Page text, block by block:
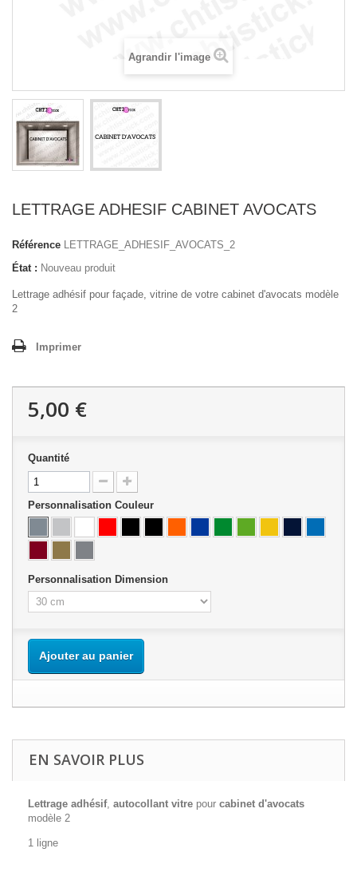
Agrandir l'image
LETTRAGE ADHESIF CABINET AVOCATS
Référence LETTRAGE_ADHESIF_AVOCATS_2
État : Nouveau produit
Lettrage adhésif pour façade, vitrine de votre cabinet d'avocats modèle
2
Imprimer
5,00 €
Quantité
Personnalisation Couleur
Personnalisation Dimension
Ajouter au panier
EN SAVOIR PLUS
Lettrage adhésif, autocollant vitre pour cabinet d'avocats
modèle 2
1 ligne